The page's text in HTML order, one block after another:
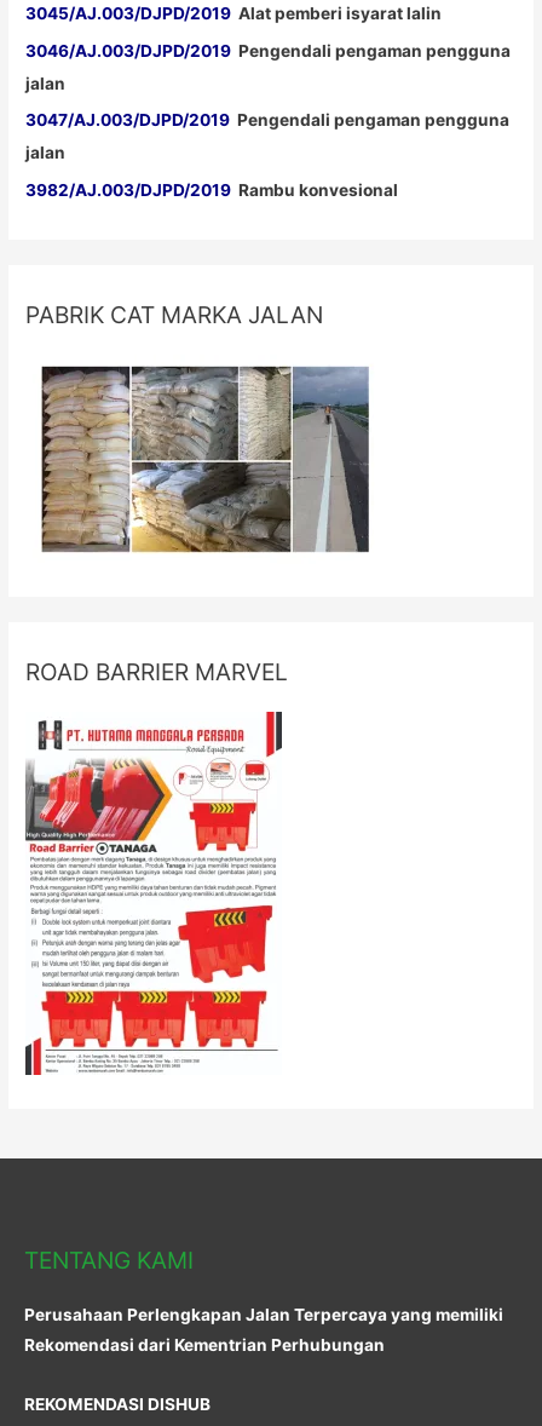
3045/AJ.003/DJPD/2019 Alat pemberi isyarat lalin
3046/AJ.003/DJPD/2019 Pengendali pengaman pengguna
jalan
3047/AJ.003/DJPD/2019 Pengendali pengaman pengguna
jalan
3982/AJ.003/DJPD/2019 Rambu konvesional
PABRIK CAT MARKA JALAN
ROAD BARRIER MARVEL
TENTANG KAMI
Perusahaan Perlengkapan Jalan Terpercaya yang memiliki
Rekomendasi dari Kementrian Perhubungan
REKOMENDASI DISHUB